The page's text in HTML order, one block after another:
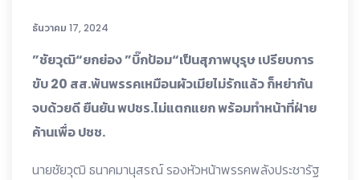
ธันวาคม 17, 2024
”ชัยวุฒิ“ยกย่อง ”บิ๊กป้อม“เป็นสุภาพบุรุษ เปรียบการ
ขับ 20 สส.พ้นพรรคเหมือนผัวเมียไม่รักแล้ว ก็หย่ากัน
จบด้วยดี ยืนยัน พปชร.ไม่แตกแยก พร้อมทำหน้าที่ฝ่าย
ค้านเพื่อ ปชช.
นายชัยวุฒิ ธนาคมานุสรณ์ รองหัวหน้าพรรคพลังประชารัฐ